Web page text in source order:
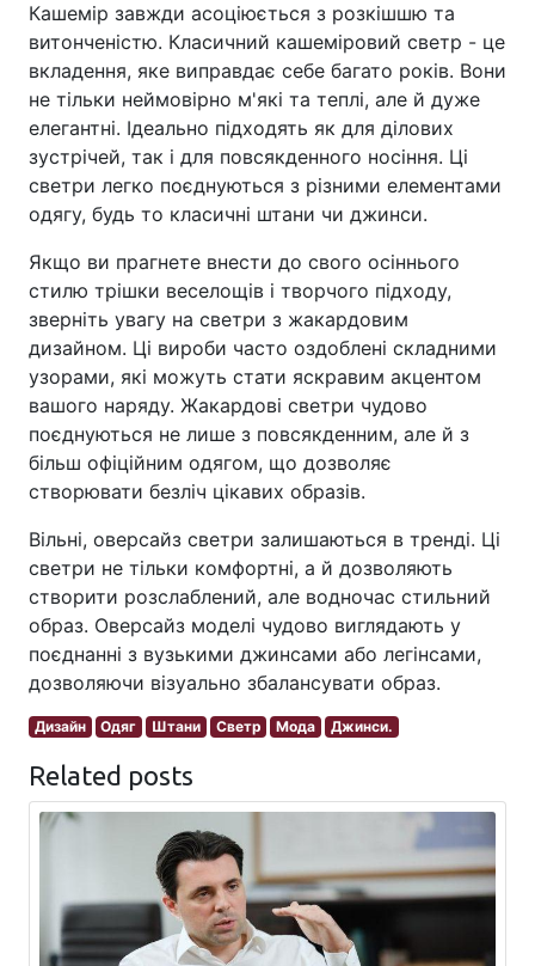
Кашемір завжди асоціюється з розкішшю та
витонченістю. Класичний кашеміровий светр - це
вкладення, яке виправдає себе багато років. Вони
не тільки неймовірно м'які та теплі, але й дуже
елегантні. Ідеально підходять як для ділових
зустрічей, так і для повсякденного носіння. Ці
светри легко поєднуються з різними елементами
одягу, будь то класичні штани чи джинси.
Якщо ви прагнете внести до свого осіннього
стилю трішки веселощів і творчого підходу,
зверніть увагу на светри з жакардовим
дизайном. Ці вироби часто оздоблені складними
узорами, які можуть стати яскравим акцентом
вашого наряду. Жакардові светри чудово
поєднуються не лише з повсякденним, але й з
більш офіційним одягом, що дозволяє
створювати безліч цікавих образів.
Вільні, оверсайз светри залишаються в тренді. Ці
светри не тільки комфортні, а й дозволяють
створити розслаблений, але водночас стильний
образ. Оверсайз моделі чудово виглядають у
поєднанні з вузькими джинсами або легінсами,
дозволяючи візуально збалансувати образ.
Дизайн Одяг Штани Светр Мода Джинси.
Related posts